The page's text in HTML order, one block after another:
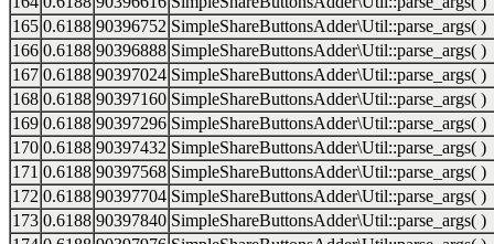
165 0.6188 90396752 SimpleShareButtonsAdder\Util::parse_args( )
166 0.6188 90396888 SimpleShareButtonsAdder\Util::parse_args( )
167 0.6188 90397024 SimpleShareButtonsAdder\Util::parse_args( )
168 0.6188 90397160 SimpleShareButtonsAdder\Util::parse_args( )
169 0.6188 90397296 SimpleShareButtonsAdder\Util::parse_args( )
170 0.6188 90397432 SimpleShareButtonsAdder\Util::parse_args( )
171 0.6188 90397568 SimpleShareButtonsAdder\Util::parse_args( )
172 0.6188 90397704 SimpleShareButtonsAdder\Util::parse_args( )
173 0.6188 90397840 SimpleShareButtonsAdder\Util::parse_args( )